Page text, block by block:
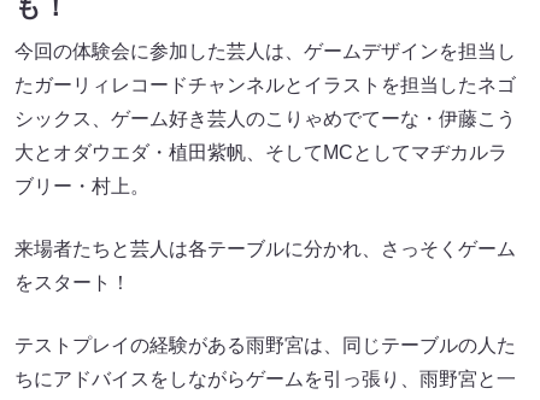
も！
今回の体験会に参加した芸人は、ゲームデザインを担当し
たガーリィレコードチャンネルとイラストを担当したネゴ
シックス、ゲーム好き芸人のこりゃめでてーな・伊藤こう
大とオダウエダ・植田紫帆、そしてMCとしてマヂカルラ
ブリー・村上。
来場者たちと芸人は各テーブルに分かれ、さっそくゲーム
をスタート！
テストプレイの経験がある雨野宮は、同じテーブルの人た
ちにアドバイスをしながらゲームを引っ張り、雨野宮と一